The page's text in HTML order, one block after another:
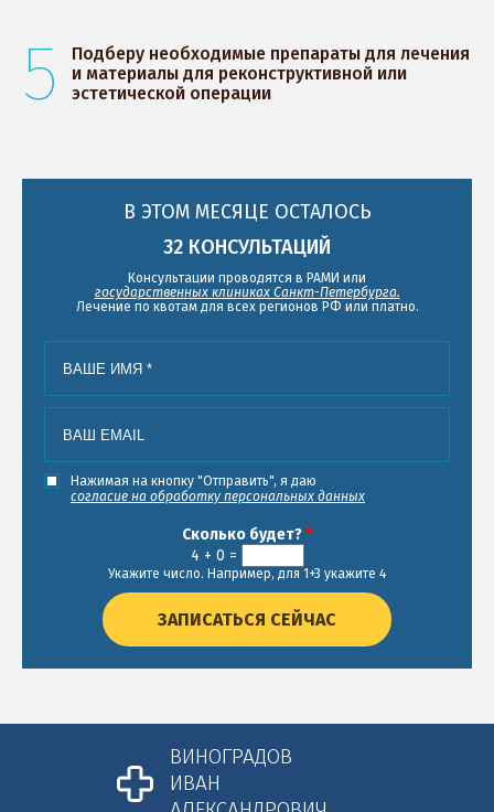
5
Подберу необходимые препараты для лечения
и материалы для реконструктивной или
эстетической операции
В ЭТОМ МЕСЯЦЕ ОСТАЛОСЬ
32 КОНСУЛЬТАЦИЙ
Консультации проводятся в РАМИ или
государственных клиниках Санкт-Петербурга.
Лечение по квотам для всех регионов РФ или платно.
Согласие
Нажимая на кнопку "Отправить", я даю
согласие на обработку персональных данных
Сколько будет?*
4 + 0 =
Укажите число. Например, для 1+3 укажите 4
ЗАПИСАТЬСЯ СЕЙЧАС
ВИНОГРАДОВ
ИВАН